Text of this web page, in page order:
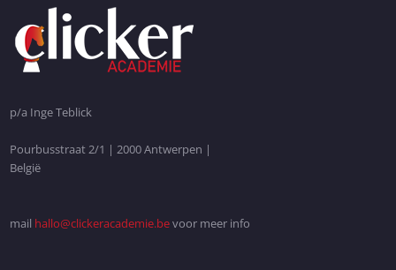
p/a Inge Teblick
Pourbusstraat 2/1 | 2000 Antwerpen |
België
mail hallo@clickeracademie.bevoor meer info